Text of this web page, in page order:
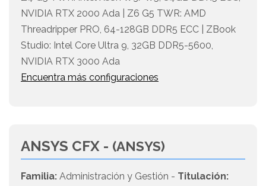
NVIDIA RTX 2000 Ada | Z6 G5 TWR: AMD
Threadripper PRO, 64-128GB DDR5 ECC | ZBook
Studio: Intel Core Ultra 9, 32GB DDR5-5600,
NVIDIA RTX 3000 Ada
Encuentra más configuraciones
ANSYS CFX - (ANSYS)
Familia: Administración y Gestión - Titulación: